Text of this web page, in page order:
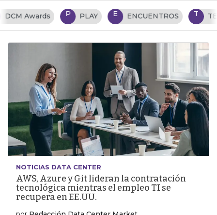
P PLAY E ENCUENTROS T TENDENCIAS TI
NOTICIAS DATA CENTER
AWS, Azure y Git lideran la contratación
tecnológica mientras el empleo TI se
recupera en EE.UU.